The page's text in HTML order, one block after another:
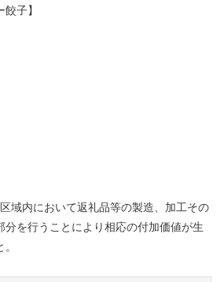
子】
域内において返礼品等の製造、加工その
分を行うことにより相応の付加価値が生